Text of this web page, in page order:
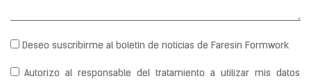
newsletter
Deseo suscribirme al boletín de noticias de Faresin Formwork
autorizzazione
Autorizo al responsable del tratamiento a utilizar mis datos